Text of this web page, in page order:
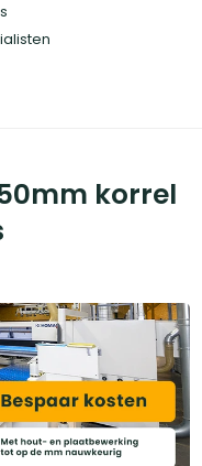
korrel